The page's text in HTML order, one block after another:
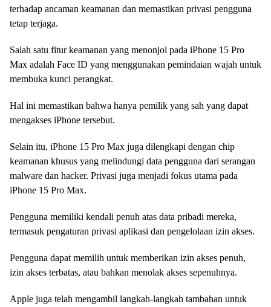
terhadap ancaman keamanan dan memastikan privasi pengguna
tetap terjaga.
Salah satu fitur keamanan yang menonjol pada iPhone 15 Pro
Max adalah Face ID yang menggunakan pemindaian wajah untuk
membuka kunci perangkat.
Hal ini memastikan bahwa hanya pemilik yang sah yang dapat
mengakses iPhone tersebut.
Selain itu, iPhone 15 Pro Max juga dilengkapi dengan chip
keamanan khusus yang melindungi data pengguna dari serangan
malware dan hacker. Privasi juga menjadi fokus utama pada
iPhone 15 Pro Max.
Pengguna memiliki kendali penuh atas data pribadi mereka,
termasuk pengaturan privasi aplikasi dan pengelolaan izin akses.
Pengguna dapat memilih untuk memberikan izin akses penuh,
izin akses terbatas, atau bahkan menolak akses sepenuhnya.
Apple juga telah mengambil langkah-langkah tambahan untuk